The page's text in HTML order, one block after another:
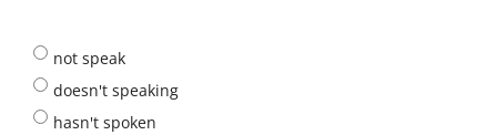
not speak
doesn't speaking
hasn't spoken